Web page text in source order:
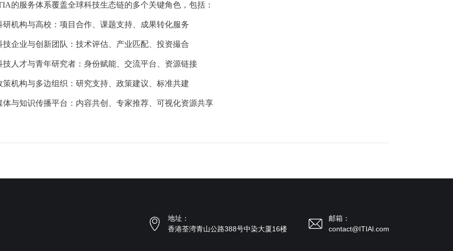
的服务体系覆盖全球科技生态链的多个关键角色，包括：
研机构与高校：项目合作、课题支持、成果转化服务
技企业与创新团队：技术评估、产业匹配、投资撮合
技人才与青年研究者：身份赋能、交流平台、资源链接
策机构与多边组织：研究支持、政策建议、标准共建
体与知识传播平台：内容共创、专家推荐、可视化资源共享
地址：
香港荃湾青山公路388号中染大厦16楼
邮箱：
contact@ITIAl.com